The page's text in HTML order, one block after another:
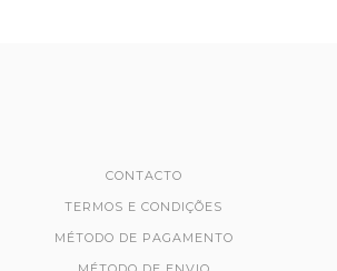
CONTACTO
TERMOS E CONDIÇÕES
MÉTODO DE PAGAMENTO